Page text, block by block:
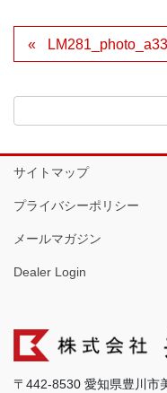
サイトマップ
プライバシーポリシー
メールマガジン
Dealer Login
〒442-8530 愛知県豊川市